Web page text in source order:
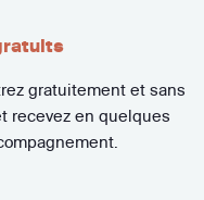
gratuitement et sans
recevez en quelques